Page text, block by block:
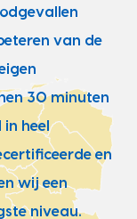
van de
30 minuten
heel
en
wij een
niveau.